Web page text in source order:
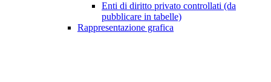
Enti di diritto privato controllati (da
pubblicare in tabelle)
Rappresentazione grafica